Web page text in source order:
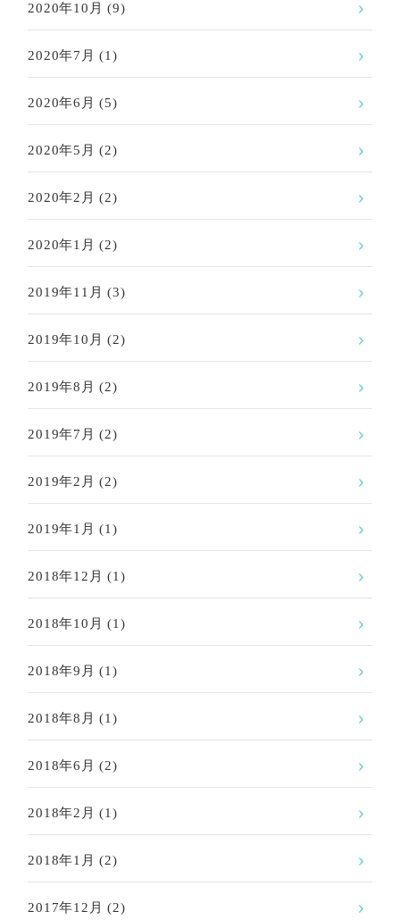
2020年10月 (9)
2020年7月 (1)
2020年6月 (5)
2020年5月 (2)
2020年2月 (2)
2020年1月 (2)
2019年11月 (3)
2019年10月 (2)
2019年8月 (2)
2019年7月 (2)
2019年2月 (2)
2019年1月 (1)
2018年12月 (1)
2018年10月 (1)
2018年9月 (1)
2018年8月 (1)
2018年6月 (2)
2018年2月 (1)
2018年1月 (2)
2017年12月 (2)